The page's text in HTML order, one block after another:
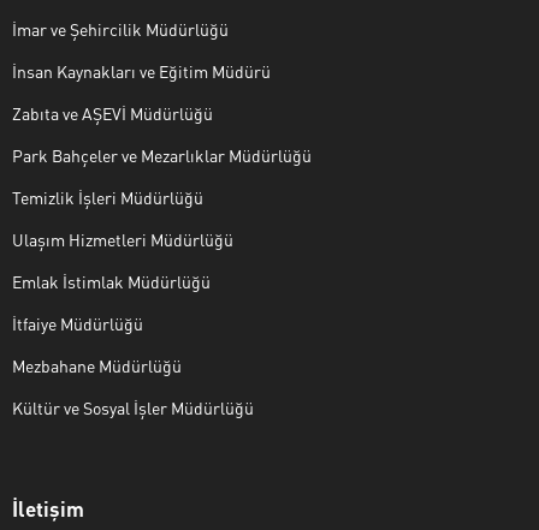
İmar ve Şehircilik Müdürlüğü
İnsan Kaynakları ve Eğitim Müdürü
Zabıta ve AŞEVİ Müdürlüğü
Park Bahçeler ve Mezarlıklar Müdürlüğü
Temizlik İşleri Müdürlüğü
Ulaşım Hizmetleri Müdürlüğü
Emlak İstimlak Müdürlüğü
İtfaiye Müdürlüğü
Mezbahane Müdürlüğü
Kültür ve Sosyal İşler Müdürlüğü
İletişim